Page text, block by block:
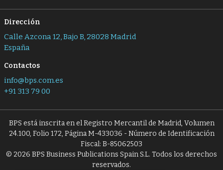
Dirección
Calle Azcona 12, Bajo B, 28028 Madrid
España
Contactos
info@bps.com.es
+91 313 79 00
BPS está inscrita en el Registro Mercantil de Madrid, Volumen
24.100, Folio 172, Página M-433036 - Número de Identificación
Fiscal: B-85062503
© 2026 BPS Business Publications Spain S.L. Todos los derechos
reservados.